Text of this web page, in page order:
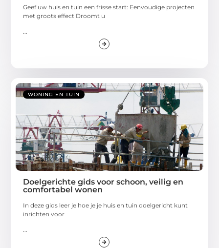
Geef uw huis en tuin een frisse start: Eenvoudige projecten
met groots effect Droomt u
WONING EN TUIN
Doelgerichte gids voor schoon, veilig en
comfortabel wonen
In deze gids leer je hoe je je huis en tuin doelgericht kunt
inrichten voor
...